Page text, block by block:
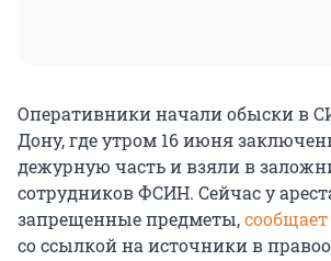
Оперативники начали обыски в
Дону, где утром 16 июня
дежурную часть и взяли в
сотрудников ФСИН. Сейчас у
запрещенные предметы,сообщает
со ссылкой на источники в